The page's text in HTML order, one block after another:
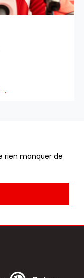
→
rien manquer de